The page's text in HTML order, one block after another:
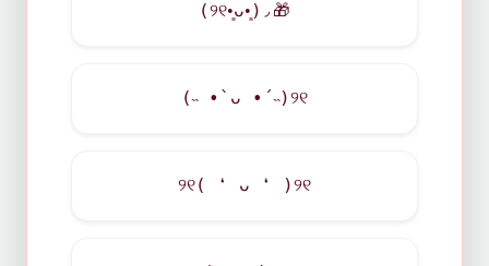
(୨୧•͈ᴗ•͈)◞🎁
(˵ •̀ ᴗ •́ ˵)୨୧
୨୧( ❛ ᴗ ❛ )୨୧